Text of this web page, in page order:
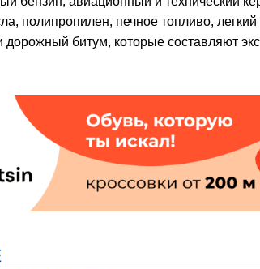
полипропилен, печное топливо,
дорожный битум, которые составляют